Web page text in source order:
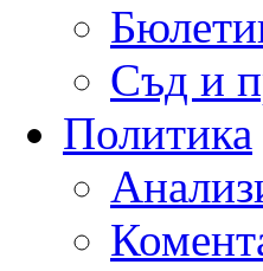
Съд и
Политика